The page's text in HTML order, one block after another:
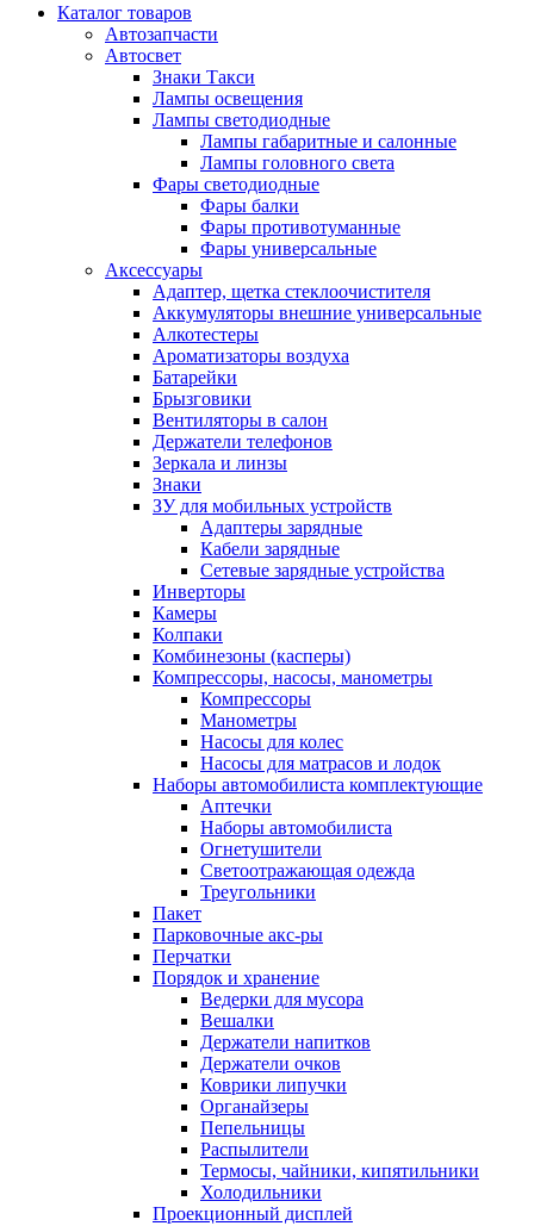
Каталог товаров
Автозапчасти
Автосвет
Знаки Такси
Лампы освещения
Лампы светодиодные
Лампы габаритные и салонные
Лампы головного света
Фары светодиодные
Фары балки
Фары противотуманные
Фары универсальные
Аксессуары
Адаптер, щетка стеклоочистителя
Аккумуляторы внешние универсальные
Алкотестеры
Ароматизаторы воздуха
Батарейки
Брызговики
Вентиляторы в салон
Держатели телефонов
Зеркала и линзы
Знаки
ЗУ для мобильных устройств
Адаптеры зарядные
Кабели зарядные
Сетевые зарядные устройства
Инверторы
Камеры
Колпаки
Комбинезоны (касперы)
Компрессоры, насосы, манометры
Компрессоры
Манометры
Насосы для колес
Насосы для матрасов и лодок
Наборы автомобилиста комплектующие
Аптечки
Наборы автомобилиста
Огнетушители
Светоотражающая одежда
Треугольники
Пакет
Парковочные акс-ры
Перчатки
Порядок и хранение
Ведерки для мусора
Вешалки
Держатели напитков
Держатели очков
Коврики липучки
Органайзеры
Пепельницы
Распылители
Термосы, чайники, кипятильники
Холодильники
Проекционный дисплей